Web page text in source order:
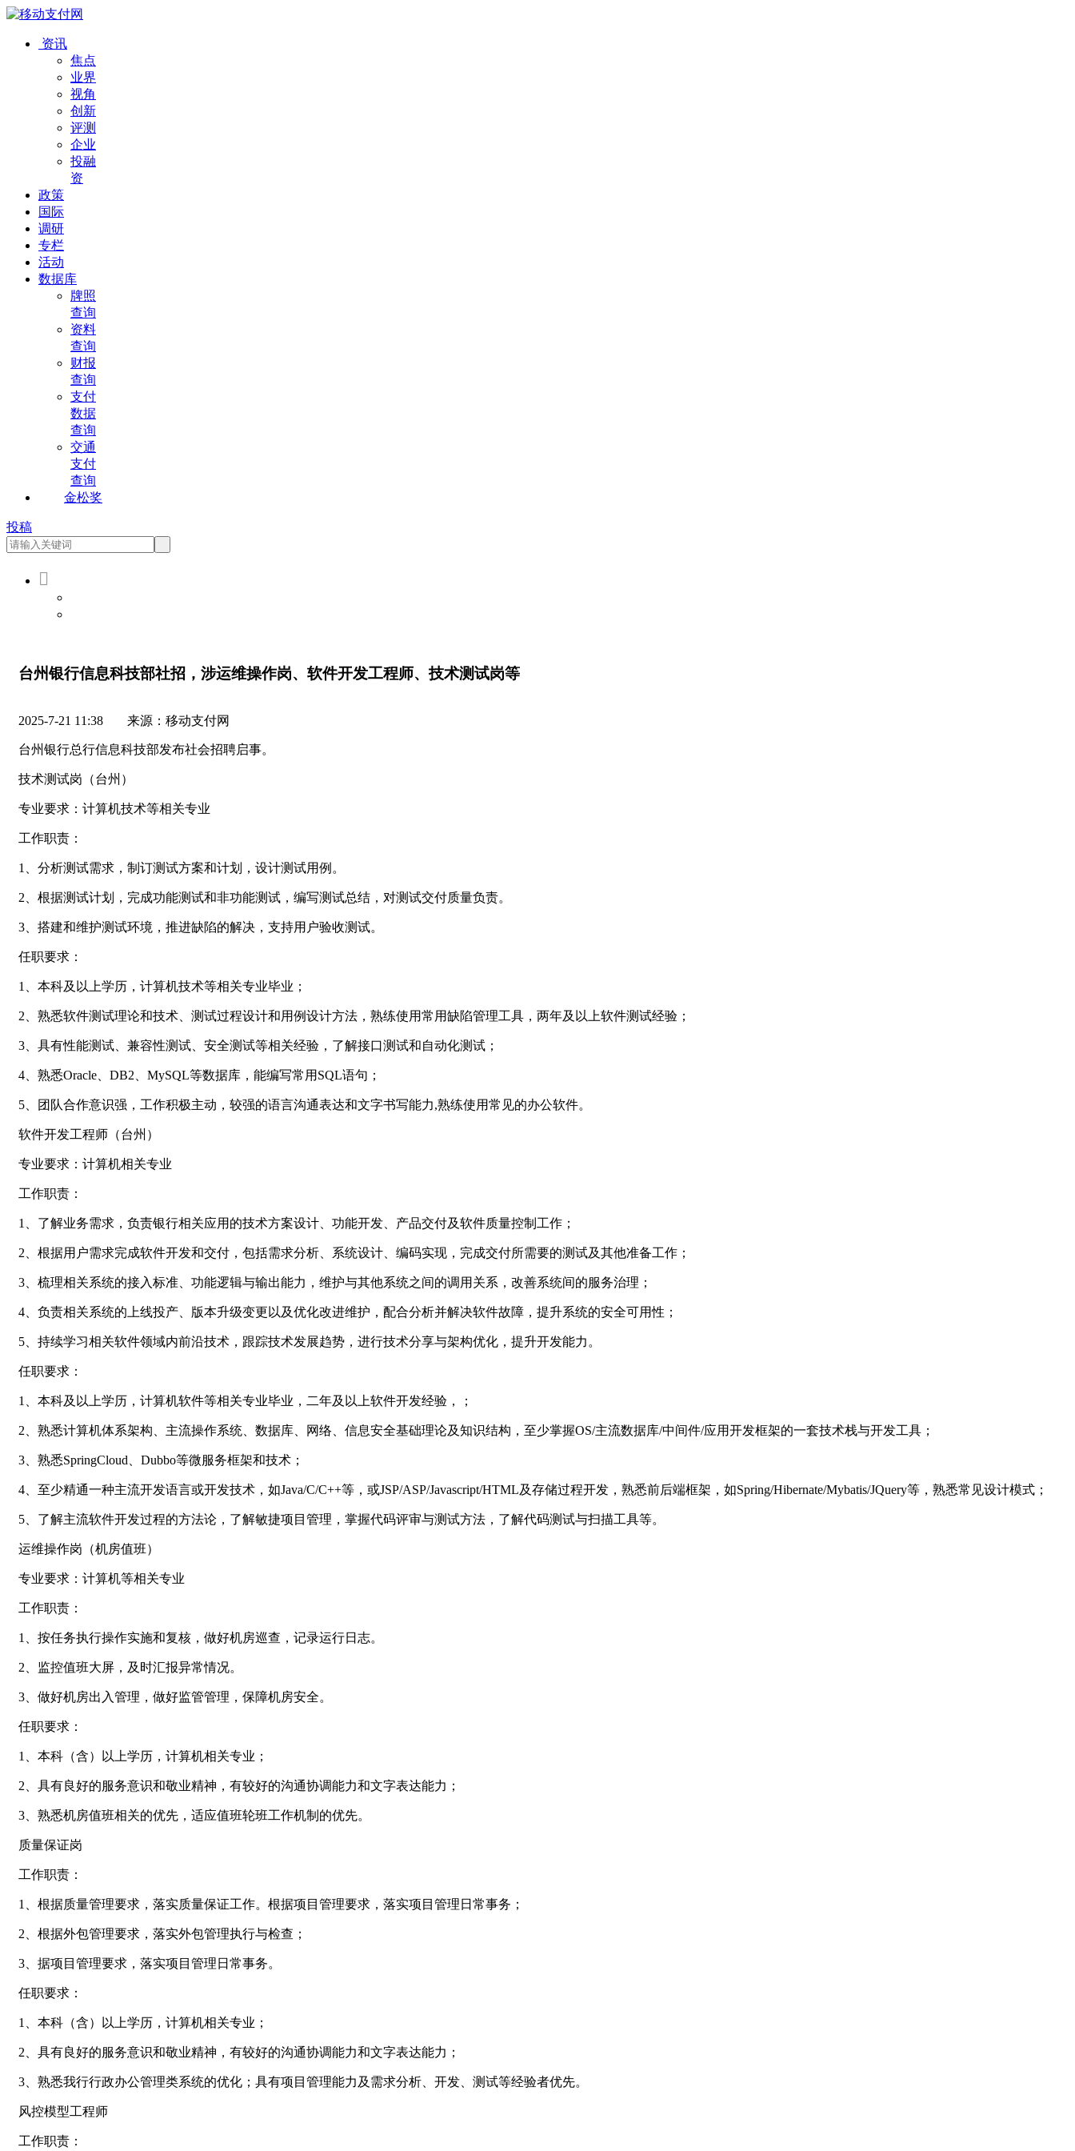
资讯
焦点
业界
视角
创新
评测
企业
投融
资
政策
国际
调研
专栏
活动
数据库
牌照
查询
资料
查询
财报
查询
支付
数据
查询
交通
支付
查询
金松奖
投稿

台州银行信息科技部社招，涉运维操作岗、软件开发工程师、技术测试岗等
2025-7-21 11:38 来源：移动支付网
台州银行总行信息科技部发布社会招聘启事。
技术测试岗（台州）
专业要求：计算机技术等相关专业
工作职责：
1、分析测试需求，制订测试方案和计划，设计测试用例。
2、根据测试计划，完成功能测试和非功能测试，编写测试总结，对测试交付质量负责。
3、搭建和维护测试环境，推进缺陷的解决，支持用户验收测试。
任职要求：
1、本科及以上学历，计算机技术等相关专业毕业；
2、熟悉软件测试理论和技术、测试过程设计和用例设计方法，熟练使用常用缺陷管理工具，两年及以上软件测试经验；
3、具有性能测试、兼容性测试、安全测试等相关经验，了解接口测试和自动化测试；
4、熟悉Oracle、DB2、MySQL等数据库，能编写常用SQL语句；
5、团队合作意识强，工作积极主动，较强的语言沟通表达和文字书写能力,熟练使用常见的办公软件。
软件开发工程师（台州）
专业要求：计算机相关专业
工作职责：
1、了解业务需求，负责银行相关应用的技术方案设计、功能开发、产品交付及软件质量控制工作；
2、根据用户需求完成软件开发和交付，包括需求分析、系统设计、编码实现，完成交付所需要的测试及其他准备工作；
3、梳理相关系统的接入标准、功能逻辑与输出能力，维护与其他系统之间的调用关系，改善系统间的服务治理；
4、负责相关系统的上线投产、版本升级变更以及优化改进维护，配合分析并解决软件故障，提升系统的安全可用性；
5、持续学习相关软件领域内前沿技术，跟踪技术发展趋势，进行技术分享与架构优化，提升开发能力。
任职要求：
1、本科及以上学历，计算机软件等相关专业毕业，二年及以上软件开发经验，；
2、熟悉计算机体系架构、主流操作系统、数据库、网络、信息安全基础理论及知识结构，至少掌握OS/主流数据库/中间件/应用开发框架的一套技术栈与开发工具；
3、熟悉SpringCloud、Dubbo等微服务框架和技术；
4、至少精通一种主流开发语言或开发技术，如Java/C/C++等，或JSP/ASP/Javascript/HTML及存储过程开发，熟悉前后端框架，如Spring/Hibernate/Mybatis/JQuery等，熟悉常见设计模式；
5、了解主流软件开发过程的方法论，了解敏捷项目管理，掌握代码评审与测试方法，了解代码测试与扫描工具等。
运维操作岗（机房值班）
专业要求：计算机等相关专业
工作职责：
1、按任务执行操作实施和复核，做好机房巡查，记录运行日志。
2、监控值班大屏，及时汇报异常情况。
3、做好机房出入管理，做好监管管理，保障机房安全。
任职要求：
1、本科（含）以上学历，计算机相关专业；
2、具有良好的服务意识和敬业精神，有较好的沟通协调能力和文字表达能力；
3、熟悉机房值班相关的优先，适应值班轮班工作机制的优先。
质量保证岗
工作职责：
1、根据质量管理要求，落实质量保证工作。根据项目管理要求，落实项目管理日常事务；
2、根据外包管理要求，落实外包管理执行与检查；
3、据项目管理要求，落实项目管理日常事务。
任职要求：
1、本科（含）以上学历，计算机相关专业；
2、具有良好的服务意识和敬业精神，有较好的沟通协调能力和文字表达能力；
3、熟悉我行行政办公管理类系统的优化；具有项目管理能力及需求分析、开发、测试等经验者优先。
风控模型工程师
工作职责：